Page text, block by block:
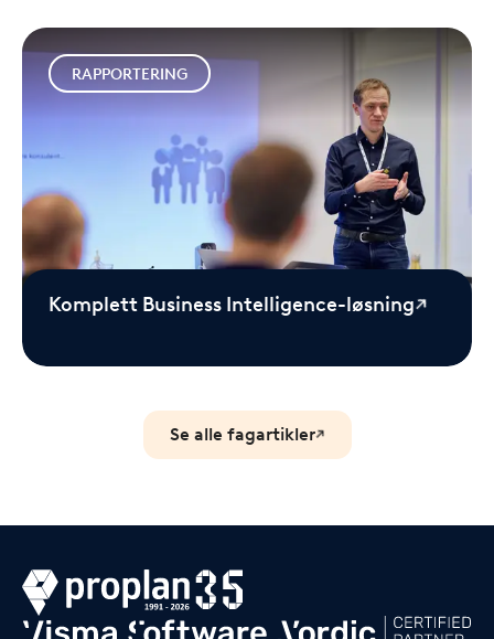
RAPPORTERING
Komplett Business Intelligence-løsning
Se alle fagartikler